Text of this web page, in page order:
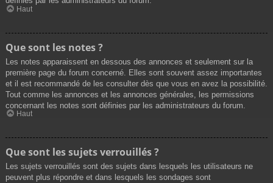
Haut
Que sont les notes ?
Les notes apparaissent en dessous des annonces et seulement sur la
première page du forum concerné. Elles sont souvent assez importantes
et il est recommandé de les consulter dès que vous en avez la possibilité.
Tout comme les annonces et les annonces générales, les permissions
concernant les notes sont définies par les administrateurs du forum.
Haut
Que sont les sujets verrouillés ?
Les sujets verrouillés sont des sujets dans lesquels les utilisateurs ne
peuvent plus répondre et dans lesquels les sondages sont